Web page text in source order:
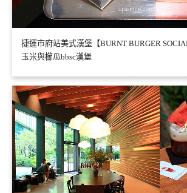
捷運市府站美式漢堡【BURNT BURGER
玉米與櫛瓜bbsc漢堡